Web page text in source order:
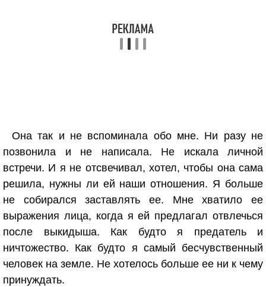
Она так и не вспоминала обо мне. Ни разу не
позвонила и не написала. Не искала личной
встречи. И я не отсвечивал, хотел, чтобы она сама
решила, нужны ли ей наши отношения. Я больше
не собирался заставлять ее. Мне хватило ее
выражения лица, когда я ей предлагал отвлечься
после выкидыша. Как будто я предатель и
ничтожество. Как будто я самый бесчувственный
человек на земле. Не хотелось больше ее ни к чему
принуждать.